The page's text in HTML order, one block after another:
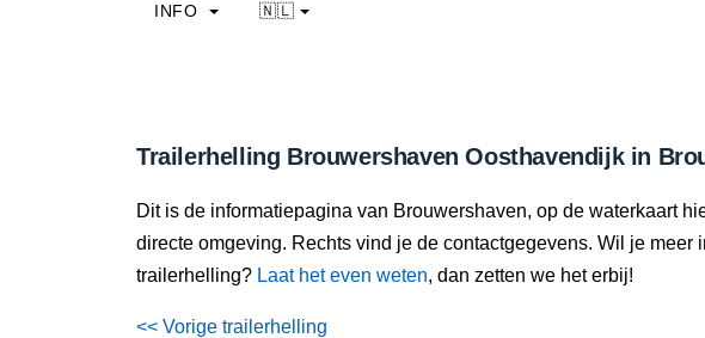
INFO 🇳🇱
Trailerhelling Brouwershaven Oosthavendijk in
Dit is de informatiepagina van Brouwershaven, op de waterkaart
directe omgeving. Rechts vind je de contactgegevens. Wil je meer
trailerhelling? Laat het even weten, dan zetten we het erbij!
<< Vorige trailerhelling